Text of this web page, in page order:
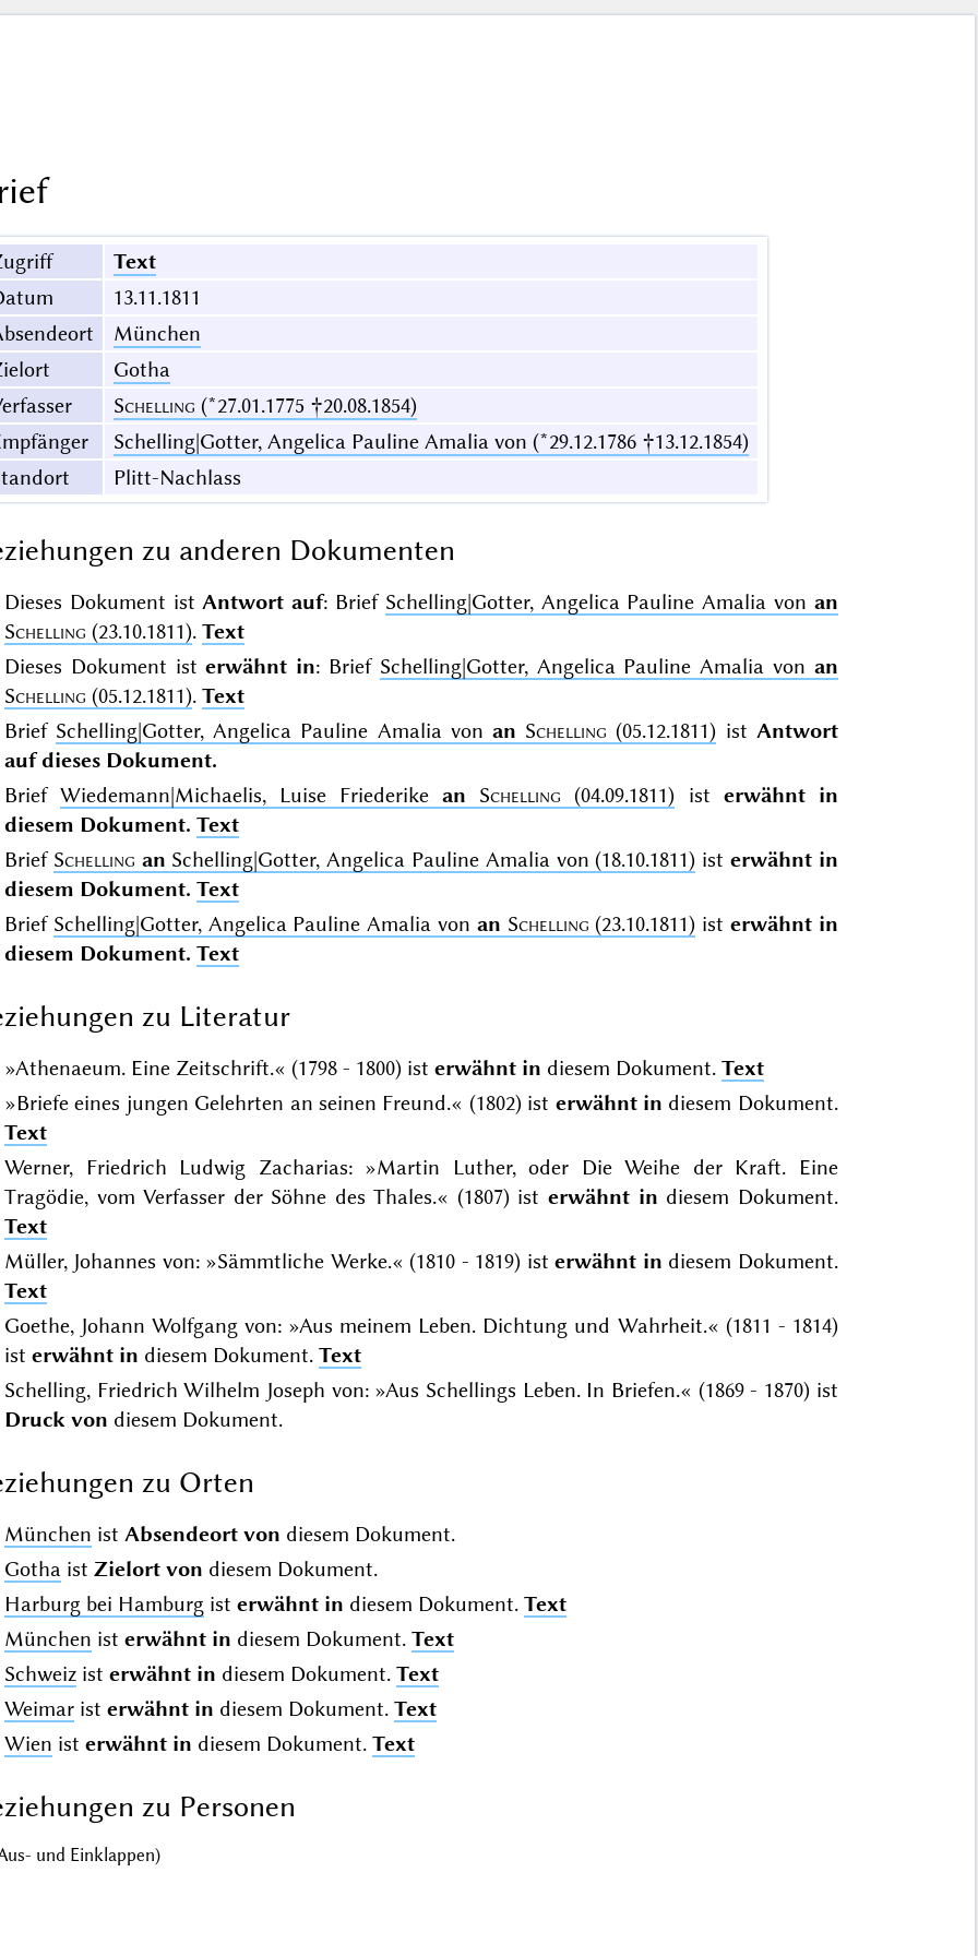
Text
13.11.1811
München
Gotha
Schelling (*27.01.1775 †20.08.1854)
Schelling|Gotter, Angelica Pauline Amalia von (*29.12.1786 †13.12.1854)
Plitt-Nachlass
zu anderen Dokumenten
Dieses Dokument istAntwort auf: Brief Schelling|Gotter, Angelica Pauline Amalia von an
Schelling (23.10.1811). Text
Dieses Dokument isterwähnt in: Brief Schelling|Gotter, Angelica Pauline Amalia von an
Schelling (05.12.1811). Text
Brief Schelling|Gotter, Angelica Pauline Amalia von an Schelling (05.12.1811) ist Antwort
auf dieses Dokument.
BriefWiedemann|Michaelis, Luise Friederikean Schelling (04.09.1811) ist erwähnt in
diesem Dokument. Text
Brief Schelling an Schelling|Gotter, Angelica Pauline Amalia von (18.10.1811) ist erwähnt in
diesem Dokument. Text
Brief Schelling|Gotter, Angelica Pauline Amalia von an Schelling (23.10.1811) ist erwähnt in
diesem Dokument. Text
zu Literatur
»Athenaeum. Eine Zeitschrift.« (1798 - 1800) ist erwähnt in diesem Dokument. Text
»Briefe eines jungen Gelehrten an seinen Freund.« (1802) ist erwähnt in diesem Dokument.
Text
Werner, Friedrich Ludwig Zacharias: »Martin Luther, oder Die Weihe der Kraft. Eine
Tragödie, vom Verfasser der Söhne des Thales.« (1807) ist erwähnt in diesem Dokument.
Text
Müller, Johannes von: »Sämmtliche Werke.« (1810 - 1819) isterwähnt in diesem Dokument.
Text
Goethe, Johann Wolfgang von: »Aus meinem Leben. Dichtung und Wahrheit.« (1811 - 1814)
ist erwähnt in diesem Dokument. Text
Schelling, Friedrich Wilhelm Joseph von: »Aus Schellings Leben. In Briefen.« (1869 - 1870) ist
Druck von diesem Dokument.
zu Orten
München ist Absendeort von diesem Dokument.
Gotha ist Zielort von diesem Dokument.
Harburg bei Hamburg ist erwähnt in diesem Dokument. Text
München ist erwähnt in diesem Dokument. Text
Schweizist erwähnt in diesem Dokument. Text
Weimarist erwähnt in diesem Dokument. Text
Wien ist erwähnt in diesem Dokument. Text
zu Personen
und Einklappen)